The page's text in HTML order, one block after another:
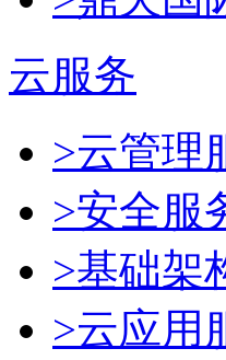
云服务
>云管理
>安全服
>基础架
>云应用